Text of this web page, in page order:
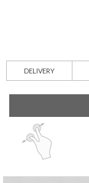
DELIVERY